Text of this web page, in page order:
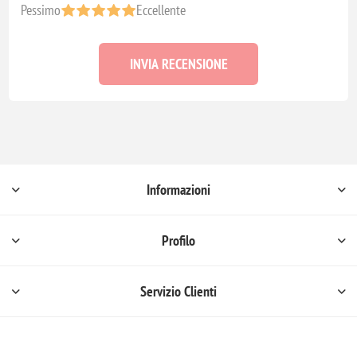
Pessimo
Eccellente
INVIA RECENSIONE
Informazioni
Profilo
Servizio Clienti